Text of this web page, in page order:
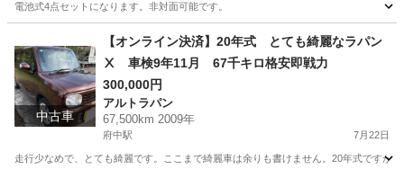
電池式4点セットになります。非対面可能です。
府中駅 生活家電 懐中電灯
中古車
【オンライン決済】20年式 とても綺麗なラパン
Ⅹ 車検9年11月 67千キロ格安即戦力
300,000円
アルトラパン
67,500km 2009年
府中駅 7月22日
走行少なめで、とても綺麗です。ここまで綺麗車は余りも書けません。20年式ですが